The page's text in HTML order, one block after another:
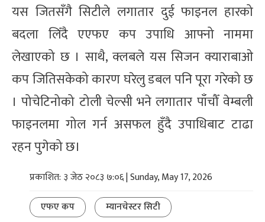
यस जितसँगै सिटीले लगातार दुई फाइनल हारको
बदला लिँदै एएफए कप उपाधि आफ्नो नाममा
लेखाएको छ । साथै, क्लबले यस सिजन क्याराबाओ
कप जितिसकेको कारण घरेलु डबल पनि पूरा गरेको छ
। पोचेटिनोको टोली चेल्सी भने लगातार पाँचौँ वेम्बली
फाइनलमा गोल गर्न असफल हुँदै उपाधिबाट टाढा
रहन पुगेको छ।
प्रकाशित: ३ जेठ २०८३ ७:०६ | Sunday, May 17, 2026
एफए कप
म्यानचेस्टर सिटी